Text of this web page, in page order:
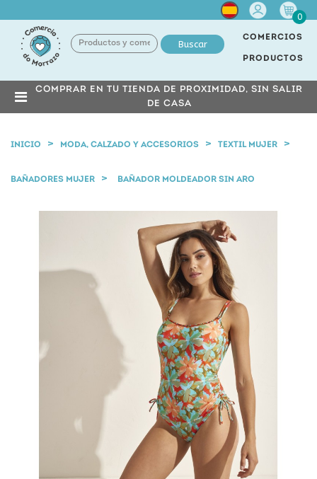
Cuenta
0
Buscar
COMERCIOS
PRODUCTOS
COMPRAR EN TU TIENDA DE PROXIMIDAD, SIN SALIR
DE CASA
INICIO MODA, CALZADO Y ACCESORIOS TEXTIL MUJER
BAÑADORES MUJER BAÑADOR MOLDEADOR SIN ARO